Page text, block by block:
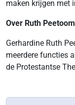
maken krijgen met
Over Ruth Peetoom
Gerhardine Ruth
meerdere functies
de Protestantse